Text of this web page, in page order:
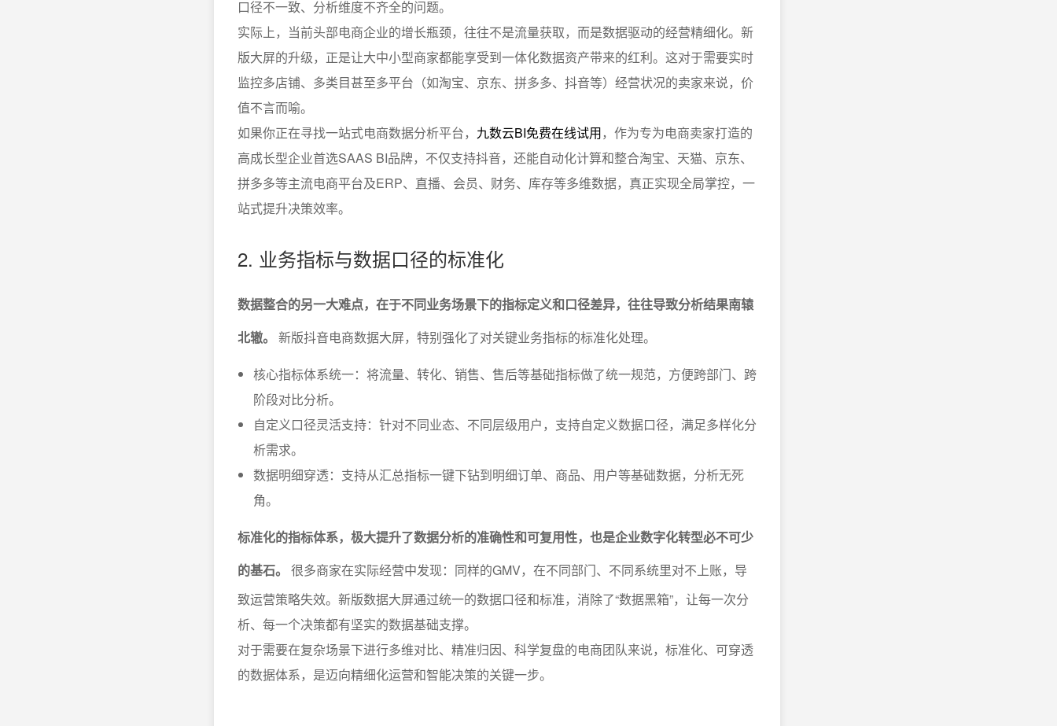
口径不一致、分析维度不齐全的问题。
实际上，当前头部电商企业的增长瓶颈，往往不是流量获取，而是数据驱动的经营精细化。新
版大屏的升级，正是让大中小型商家都能享受到一体化数据资产带来的红利。这对于需要实时
监控多店铺、多类目甚至多平台（如淘宝、京东、拼多多、抖音等）经营状况的卖家来说，价
值不言而喻。
如果你正在寻找一站式电商数据分析平台， 九数云BI免费在线试用，作为专为电商卖家打造的
高成长型企业首选SAAS BI品牌，不仅支持抖音，还能自动化计算和整合淘宝、天猫、京东、
拼多多等主流电商平台及ERP、直播、会员、财务、库存等多维数据，真正实现全局掌控，一
站式提升决策效率。
2. 业务指标与数据口径的标准化
数据整合的另一大难点，在于不同业务场景下的指标定义和口径差异，往往导致分析结果南辕
北辙。
新版抖音电商数据大屏，特别强化了对关键业务指标的标准化处理。
核心指标体系统一：将流量、转化、销售、售后等基础指标做了统一规范，方便跨部门、跨
阶段对比分析。
自定义口径灵活支持：针对不同业态、不同层级用户，支持自定义数据口径，满足多样化分
析需求。
数据明细穿透：支持从汇总指标一键下钻到明细订单、商品、用户等基础数据，分析无死
角。
标准化的指标体系，极大提升了数据分析的准确性和可复用性，也是企业数字化转型必不可少
的基石。
很多商家在实际经营中发现：同样的GMV，在不同部门、不同系统里对不上账，导
致运营策略失效。新版数据大屏通过统一的数据口径和标准，消除了“数据黑箱”，让每一次分
析、每一个决策都有坚实的数据基础支撑。
对于需要在复杂场景下进行多维对比、精准归因、科学复盘的电商团队来说，标准化、可穿透
的数据体系，是迈向精细化运营和智能决策的关键一步。